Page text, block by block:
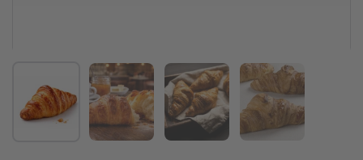
Mostra diapositiva 1Mostra diapositiva 2Mostra diapositiva 3
Mostra